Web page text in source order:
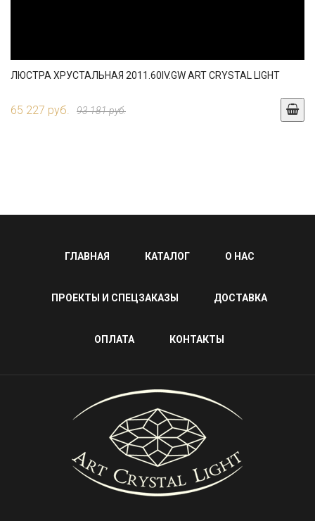
ЛЮСТРА ХРУСТАЛЬНАЯ 2011.60IV.GW ART CRYSTAL LIGHT
65 227 руб. 93 181 руб.
ГЛАВНАЯ КАТАЛОГ О НАС
ПРОЕКТЫ И СПЕЦЗАКАЗЫ ДОСТАВКА
ОПЛАТА КОНТАКТЫ